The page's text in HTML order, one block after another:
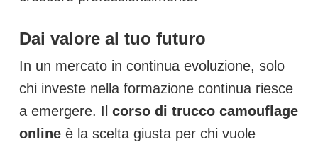
Dai valore al tuo futuro
In un mercato in continua evoluzione, solo
chi investe nella formazione continua riesce
a emergere. Il corso di trucco camouflage
onlineè la scelta giusta per chi vuole